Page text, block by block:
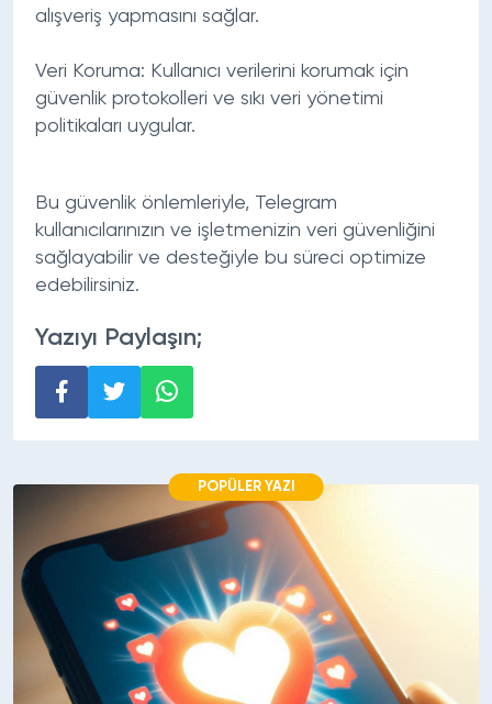
alışveriş yapmasını sağlar.
Veri Koruma: Kullanıcı verilerini korumak için
güvenlik protokolleri ve sıkı veri yönetimi
politikaları uygular.
Bu güvenlik önlemleriyle, Telegram
kullanıcılarınızın ve işletmenizin veri güvenliğini
sağlayabilir ve desteğiyle bu süreci optimize
edebilirsiniz.
Yazıyı Paylaşın;
POPÜLER YAZI